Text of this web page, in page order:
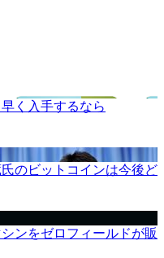
く入手するなら
のビットコインは今後ど
ンをゼロフィールドが販